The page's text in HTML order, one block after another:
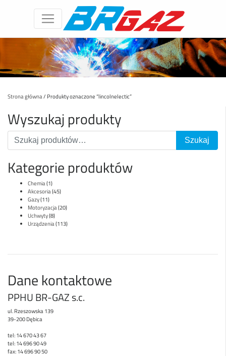
Strona główna/ Produkty oznaczone “lincolnelectic”
Wyszukaj produkty
Kategorie produktów
Chemia(1)
Akcesoria(45)
Gazy(11)
Motoryzacja(20)
Uchwyty(8)
Urządzenia(113)
Dane kontaktowe
PPHU BR-GAZ s.c.
ul. Rzeszowska 139
39-200 Dębica
tel: 14 670 43 67
tel: 14 696 90 49
fax: 14 696 90 50